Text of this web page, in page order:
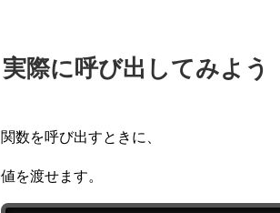
実際に呼び出してみよう
関数を呼び出すときに、
値を渡せます。